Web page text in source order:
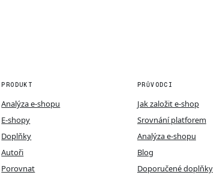
PRODUKT
Analýza e-shopu
E-shopy
Doplňky
Autoři
Porovnat
PRŮVODCI
Jak založit e-shop
Srovnání platforem
Analýza e-shopu
Blog
Doporučené doplňky